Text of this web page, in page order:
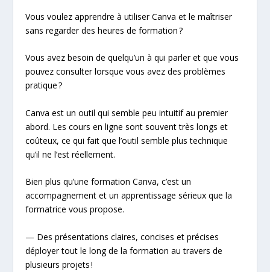
Vous voulez apprendre à utiliser Canva et le maîtriser
sans regarder des heures de formation ?
Vous avez besoin de quelqu’un à qui parler et que vous
pouvez consulter lorsque vous avez des problèmes
pratique ?
Canva est un outil qui semble peu intuitif au premier
abord. Les cours en ligne sont souvent très longs et
coûteux, ce qui fait que l’outil semble plus technique
qu’il ne l’est réellement.
Bien plus qu’une formation Canva, c’est un
accompagnement et un apprentissage sérieux que la
formatrice vous propose.
— Des présentations claires, concises et précises
déployer tout le long de la formation au travers de
plusieurs projets !